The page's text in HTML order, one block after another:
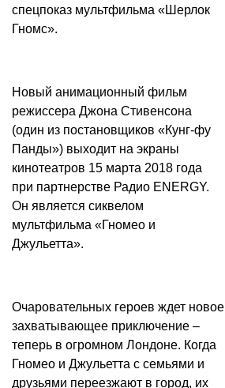
спецпоказ мультфильма «Шерлок
Гномс».
Новый анимационный фильм
режиссера Джона Стивенсона
(один из постановщиков «Кунг-фу
Панды») выходит на экраны
кинотеатров 15 марта 2018 года
при партнерстве Радио ENERGY.
Он является сиквелом
мультфильма «Гномео и
Джульетта».
Очаровательных героев ждет новое
захватывающее приключение –
теперь в огромном Лондоне. Когда
Гномео и Джульетта с семьями и
друзьями переезжают в город, их